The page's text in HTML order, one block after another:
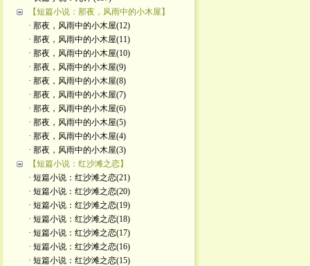
【短篇小说：那夜，风雨中的小木屋】
· 那夜，风雨中的小木屋(12)
· 那夜，风雨中的小木屋(11)
· 那夜，风雨中的小木屋(10)
· 那夜，风雨中的小木屋(9)
· 那夜，风雨中的小木屋(8)
· 那夜，风雨中的小木屋(7)
· 那夜，风雨中的小木屋(6)
· 那夜，风雨中的小木屋(5)
· 那夜，风雨中的小木屋(4)
· 那夜，风雨中的小木屋(3)
【短篇小说：红沙滩之恋】
· 短篇小说：红沙滩之恋(21)
· 短篇小说：红沙滩之恋(20)
· 短篇小说：红沙滩之恋(19)
· 短篇小说：红沙滩之恋(18)
· 短篇小说：红沙滩之恋(17)
· 短篇小说：红沙滩之恋(16)
· 短篇小说：红沙滩之恋(15)